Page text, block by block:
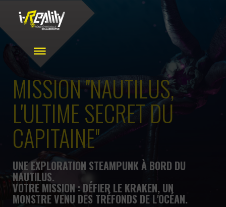
MISSION ''NAUTILUS,
L'ULTIME SECRET DU
CAPITAINE''
UNE EXPLORATION STEAMPUNK À BORD DU
NAUTILUS.
VOTRE MISSION : DÉFIER LE KRAKEN, UN
MONSTRE VENU DES TRÉFONDS DE L'OCÉAN.